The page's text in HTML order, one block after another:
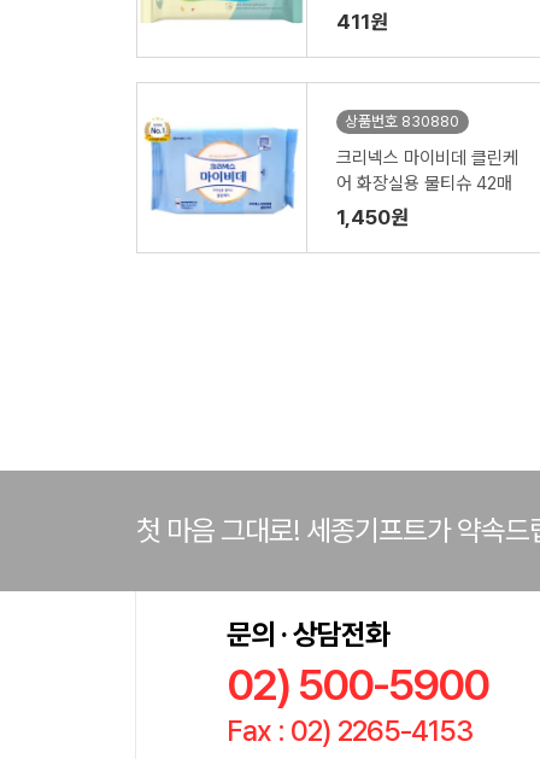
색비닐인증
411원
상품번호 830880
크리넥스 마이비데 클린케
어 화장실용 물티슈 42매
1,450원
첫 마음 그대로! 세종기프트가 약속드
문의 · 상담전화
02) 500-5900
Fax : 02) 2265-4153